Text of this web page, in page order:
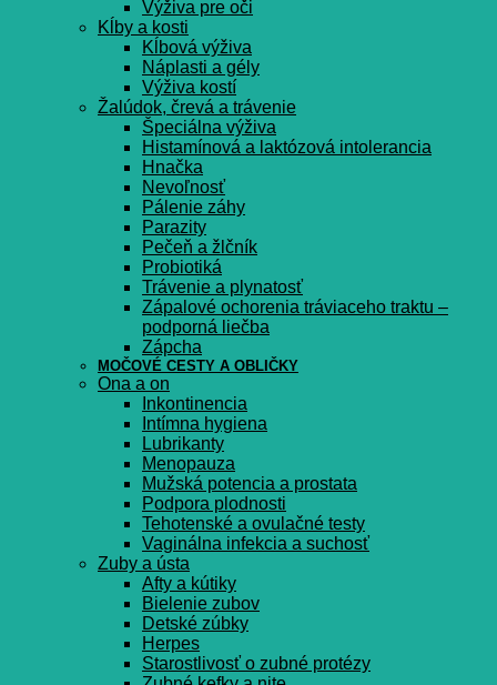
Výživa pre oči
Kĺby a kosti
Kĺbová výživa
Náplasti a gély
Výživa kostí
Žalúdok, črevá a trávenie
Špeciálna výživa
Histamínová a laktózová intolerancia
Hnačka
Nevoľnosť
Pálenie záhy
Parazity
Pečeň a žlčník
Probiotiká
Trávenie a plynatosť
Zápalové ochorenia tráviaceho traktu –
podporná liečba
Zápcha
MOČOVÉ CESTY A OBLIČKY
Ona a on
Inkontinencia
Intímna hygiena
Lubrikanty
Menopauza
Mužská potencia a prostata
Podpora plodnosti
Tehotenské a ovulačné testy
Vaginálna infekcia a suchosť
Zuby a ústa
Afty a kútiky
Bielenie zubov
Detské zúbky
Herpes
Starostlivosť o zubné protézy